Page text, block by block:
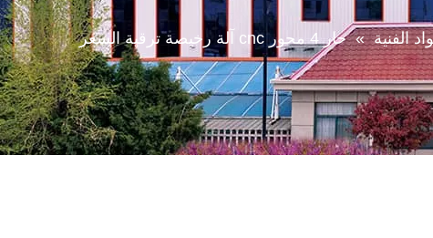
الفنية » حار 4 محور cnc آلة رخيصة ترقية السعر